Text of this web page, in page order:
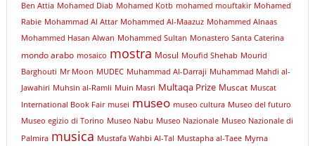
Ben Attia Mohamed Diab Mohamed Kotb mohamed mouftakir Mohamed
Rabie Mohammad Al Attar Mohammed Al-Maazuz Mohammed Alnaas
Mohammed Hasan Alwan Mohammed Sultan Monastero Santa Caterina
mondo arabo mosaico mostra Mosul Moufid Shehab Mourid
Barghouti Mr Moon MUDEC Muhammad Al-Darraji Muhammad Mahdi al-
Jawahiri Muhsin al-Ramli Muin Masri Multaqa Prize Muscat Muscat
International Book Fair musei museo museo cultura Museo del futuro
Museo egizio di Torino Museo Nabu Museo Nazionale Museo Nazionale di
Palmira musica Mustafa Wahbi Al-Tal Mustapha al-Taee Myrna